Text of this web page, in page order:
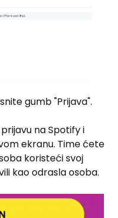
gumb "Prijava".
na Spotify i
ekranu. Time ćete
koristeći svoj
kao odrasla osoba.